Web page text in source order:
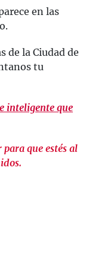
en las
de la Ciudad de
tu
inteligente que
que estés al